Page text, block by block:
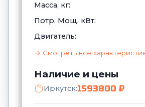
Масса, кг:
Потр. Мощ. кВт:
Двигатель:
→ Смотреть все
Наличие и цены
Иркутск:1593800 ₽